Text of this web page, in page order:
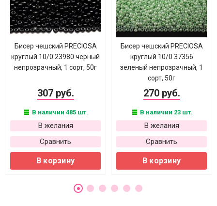
Бисер чешский PRECIOSA
круглый 10/0 23980 черный
непрозрачный, 1 сорт, 50г
307 руб.
В наличии 485 шт.
В желания
Сравнить
В корзину
Бисер чешский PRECIOSA
круглый 10/0 37356
зеленый непрозрачный, 1
сорт, 50г
270 руб.
В наличии 23 шт.
В желания
Сравнить
В корзину